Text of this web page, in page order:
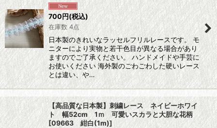
700円(税込)
在庫数 4点
日本製のきれいなラッセルフリルレースです。 モ
ニターにより実物と若干色目が異なる場合があり
ますのでご了承ください。 ハンドメイドや手芸に
お使いください 海外製のごわごわした硬いレース
とは違い、や…
【高品質な日本製】刺繍レース ネイビーホワイ
ト 幅52cm 1ｍ 可愛いスカラと大胆な花柄
[09663 紺白(1m)]